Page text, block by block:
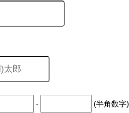
- (半角数字)